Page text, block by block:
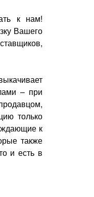
к нам!
Вашего
– при
только
к
также
и есть в